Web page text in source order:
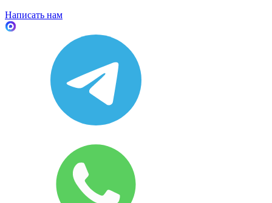
Написать нам